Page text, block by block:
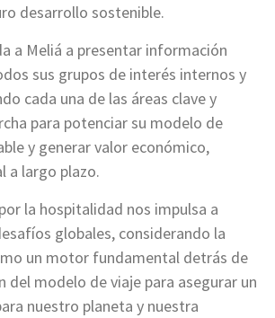
desarrollo sostenible.
a Meliá a presentar información
sus grupos de interés internos y
cada una de las áreas clave y
para potenciar su modelo de
y generar valor económico,
a largo plazo.
la hospitalidad nos impulsa a
globales, considerando la
un motor fundamental detrás de
del modelo de viaje para asegurar un
nuestro planeta y nuestra